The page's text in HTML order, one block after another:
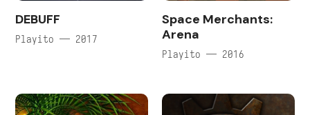
DEBUFF
Playito — 2017
Space Merchants:
Arena
Playito — 2016